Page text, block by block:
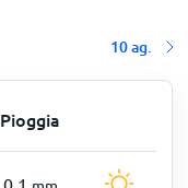
10 ag.
Pioggia
0,1